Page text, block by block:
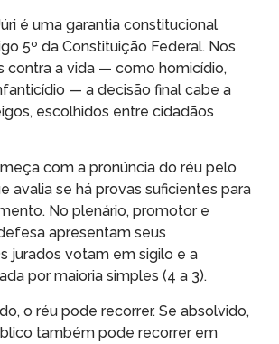
é uma garantia constitucional
5º da Constituição Federal. Nos
contra a vida — como homicídio,
— a decisão final cabe a
escolhidos entre cidadãos
com a pronúncia do réu pelo
avalia se há provas suficientes para
No plenário, promotor e
apresentam seus
jurados votam em sigilo e a
por maioria simples (4 a 3).
o réu pode recorrer. Se absolvido,
também pode recorrer em